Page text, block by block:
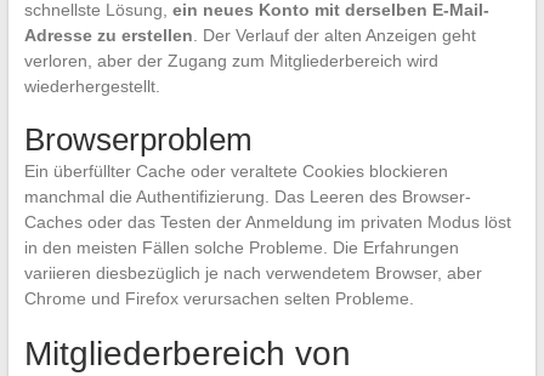
schnellste Lösung, ein neues Konto mit derselben E-Mail-
Adresse zu erstellen. Der Verlauf der alten Anzeigen geht
verloren, aber der Zugang zum Mitgliederbereich wird
wiederhergestellt.
Browserproblem
Ein überfüllter Cache oder veraltete Cookies blockieren
manchmal die Authentifizierung. Das Leeren des Browser-
Caches oder das Testen der Anmeldung im privaten Modus löst
in den meisten Fällen solche Probleme. Die Erfahrungen
variieren diesbezüglich je nach verwendetem Browser, aber
Chrome und Firefox verursachen selten Probleme.
Mitgliederbereich von